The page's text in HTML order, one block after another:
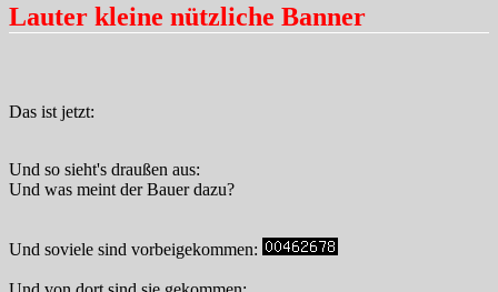
Lauter kleine nützliche Banner
Das ist jetzt:
Und so sieht's draußen aus:
Und was meint der Bauer dazu?
Und soviele sind vorbeigekommen: